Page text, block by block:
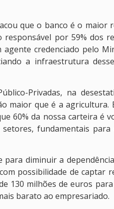
que o banco é o maior
por 59% dos
agente credenciado pelo
a infraestrutura
Privadas, na
maior que é a agricultura.
60% da nossa carteira é
fundamentais para
diminuir a
possibilidade de captar
130 milhões de euros
barato ao empresariado.